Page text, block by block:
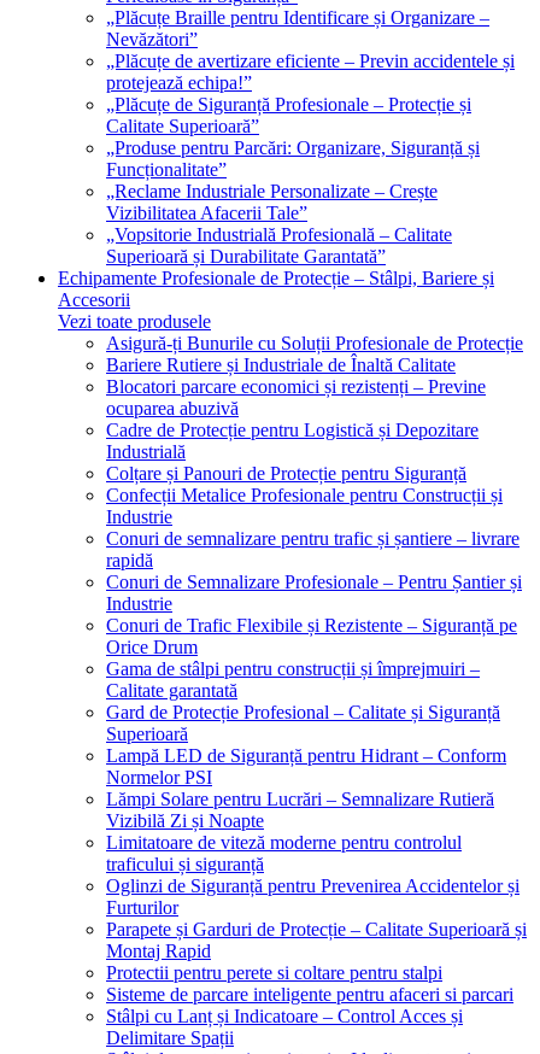
„Plăcuțe Braille pentru Identificare și Organizare –
Nevăzători”
„Plăcuțe de avertizare eficiente – Previn accidentele și
protejează echipa!”
„Plăcuțe de Siguranță Profesionale – Protecție și
Calitate Superioară”
„Produse pentru Parcări: Organizare, Siguranță și
Funcționalitate”
„Reclame Industriale Personalizate – Crește
Vizibilitatea Afacerii Tale”
„Vopsitorie Industrială Profesională – Calitate
Superioară și Durabilitate Garantată”
Echipamente Profesionale de Protecție – Stâlpi, Bariere și
Accesorii
Vezi toate produsele
Asigură-ți Bunurile cu Soluții Profesionale de Protecție
Bariere Rutiere și Industriale de Înaltă Calitate
Blocatori parcare economici și rezistenți – Previne
ocuparea abuzivă
Cadre de Protecție pentru Logistică și Depozitare
Industrială
Colțare și Panouri de Protecție pentru Siguranță
Confecții Metalice Profesionale pentru Construcții și
Industrie
Conuri de semnalizare pentru trafic și șantiere – livrare
rapidă
Conuri de Semnalizare Profesionale – Pentru Șantier și
Industrie
Conuri de Trafic Flexibile și Rezistente – Siguranță pe
Orice Drum
Gama de stâlpi pentru construcții și împrejmuiri –
Calitate garantată
Gard de Protecție Profesional – Calitate și Siguranță
Superioară
Lampă LED de Siguranță pentru Hidrant – Conform
Normelor PSI
Lămpi Solare pentru Lucrări – Semnalizare Rutieră
Vizibilă Zi și Noapte
Limitatoare de viteză moderne pentru controlul
traficului și siguranță
Oglinzi de Siguranță pentru Prevenirea Accidentelor și
Furturilor
Parapete și Garduri de Protecție – Calitate Superioară și
Montaj Rapid
Protectii pentru perete si coltare pentru stalpi
Sisteme de parcare inteligente pentru afaceri si parcari
Stâlpi cu Lanț și Indicatoare – Control Acces și
Delimitare Spații